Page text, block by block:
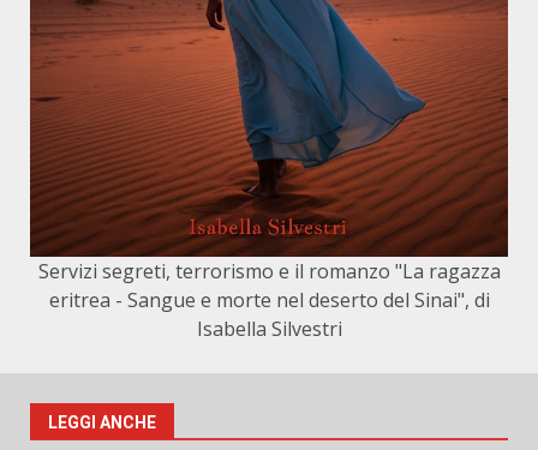
Servizi segreti, terrorismo e il romanzo "La ragazza
eritrea - Sangue e morte nel deserto del Sinai", di
Isabella Silvestri
LEGGI ANCHE